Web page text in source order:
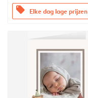
offers Elke dag lage prijzen